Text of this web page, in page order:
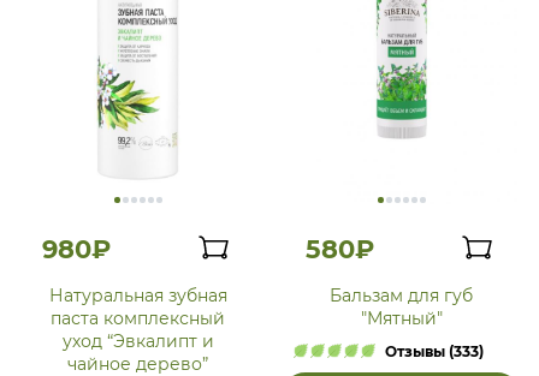
980₽
Натуральная зубная
паста комплексный
уход “Эвкалипт и
чайное дерево”
580₽
Бальзам для губ
"Мятный"
Отзывы (333)